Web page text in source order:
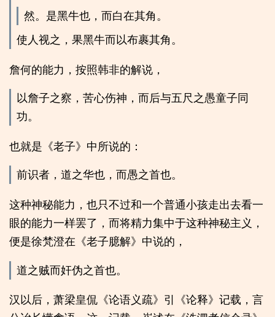
然。是黑牛也，而白在其角。
使人视之，果黑牛而以布裹其角。
詹何的能力，按照韩非的解说，
以詹子之察，苦心伤神，而后与五尺之愚童子同
功。
也就是《老子》中所说的：
前识者，道之华也，而愚之首也。
这种神秘能力，也只不过和一个普通小孩走出去看一
眼的能力一样罢了，而将精力集中于这种神秘主义，
便是徐梵澄在《老子臆解》中说的，
道之贼而奸伪之首也。
汉以后，萧梁皇侃《论语义疏》引《论释》记载，言